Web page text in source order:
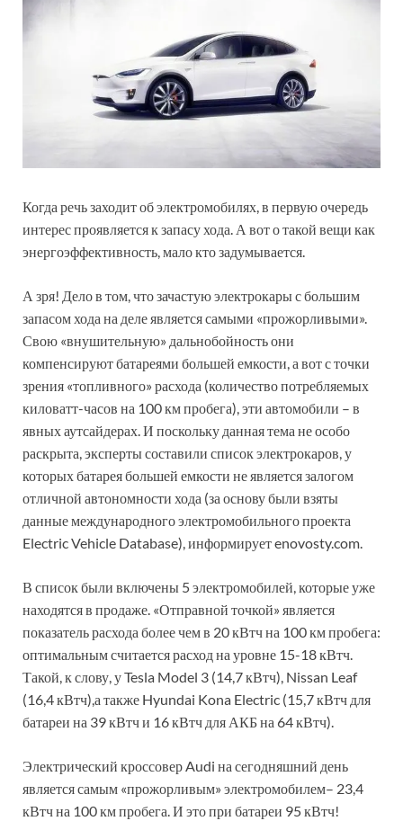
Когда речь заходит об электромобилях, в первую очередь
интерес проявляется к запасу хода. А вот о такой вещи как
энергоэффективность, мало кто задумывается.
А зря! Дело в том, что зачастую электрокары с большим
запасом хода на деле является самыми «прожорливыми».
Свою «внушительную» дальнобойность они
компенсируют батареями большей емкости, а вот с точки
зрения «топливного» расхода (количество потребляемых
киловатт-часов на 100 км пробега), эти автомобили – в
явных аутсайдерах. И поскольку данная тема не особо
раскрыта, эксперты составили список электрокаров, у
которых батарея большей емкости не является залогом
отличной автономности хода (за основу были взяты
данные международного электромобильного проекта
Electric Vehicle Database), информирует enovosty.com.
В список были включены 5 электромобилей, которые уже
находятся в продаже. «Отправной точкой» является
показатель расхода более чем в 20 кВтч на 100 км пробега:
оптимальным считается расход на уровне 15-18 кВтч.
Такой, к слову, у Tesla Model 3 (14,7 кВтч), Nissan Leaf
(16,4 кВтч),а также Hyundai Kona Electric (15,7 кВтч для
батареи на 39 кВтч и 16 кВтч для АКБ на 64 кВтч).
Электрический кроссовер Audi на сегодняшний день
является самым «прожорливым» электромобилем– 23,4
кВтч на 100 км пробега. И это при батареи 95 кВтч!